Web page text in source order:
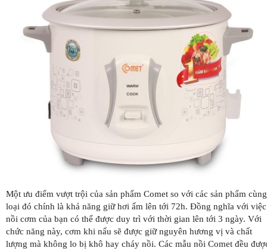
Một ưu điểm vượt trội của sản phẩm Comet so với các sản phẩm cùng
loại đó chính là khả năng giữ hơi ấm lên tới 72h. Đồng nghĩa với việc
nồi cơm của bạn có thể được duy trì với thời gian lên tới 3 ngày. Với
chức năng này, cơm khi nấu sẽ được giữ nguyên hương vị và chất
lượng mà không lo bị khô hay cháy nồi. Các mẫu nồi Comet đều